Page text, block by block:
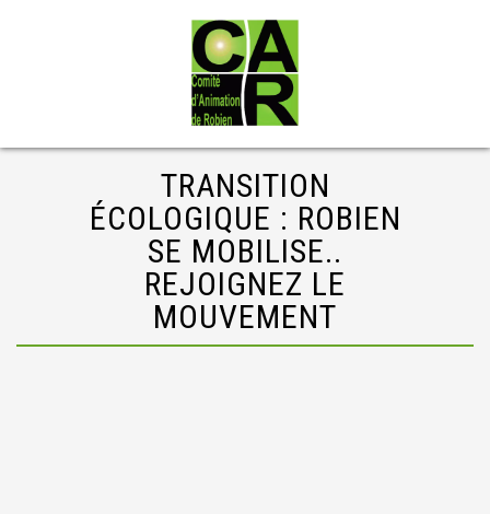
TRANSITION
ÉCOLOGIQUE : ROBIEN
SE MOBILISE..
REJOIGNEZ LE
MOUVEMENT